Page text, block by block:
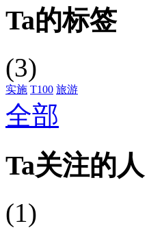
Ta的标签
(3)
实施 T100 旅游
全部
Ta关注的人
(1)